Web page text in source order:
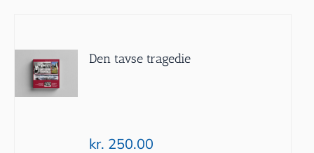
Den tavse tragedie
kr. 250.00